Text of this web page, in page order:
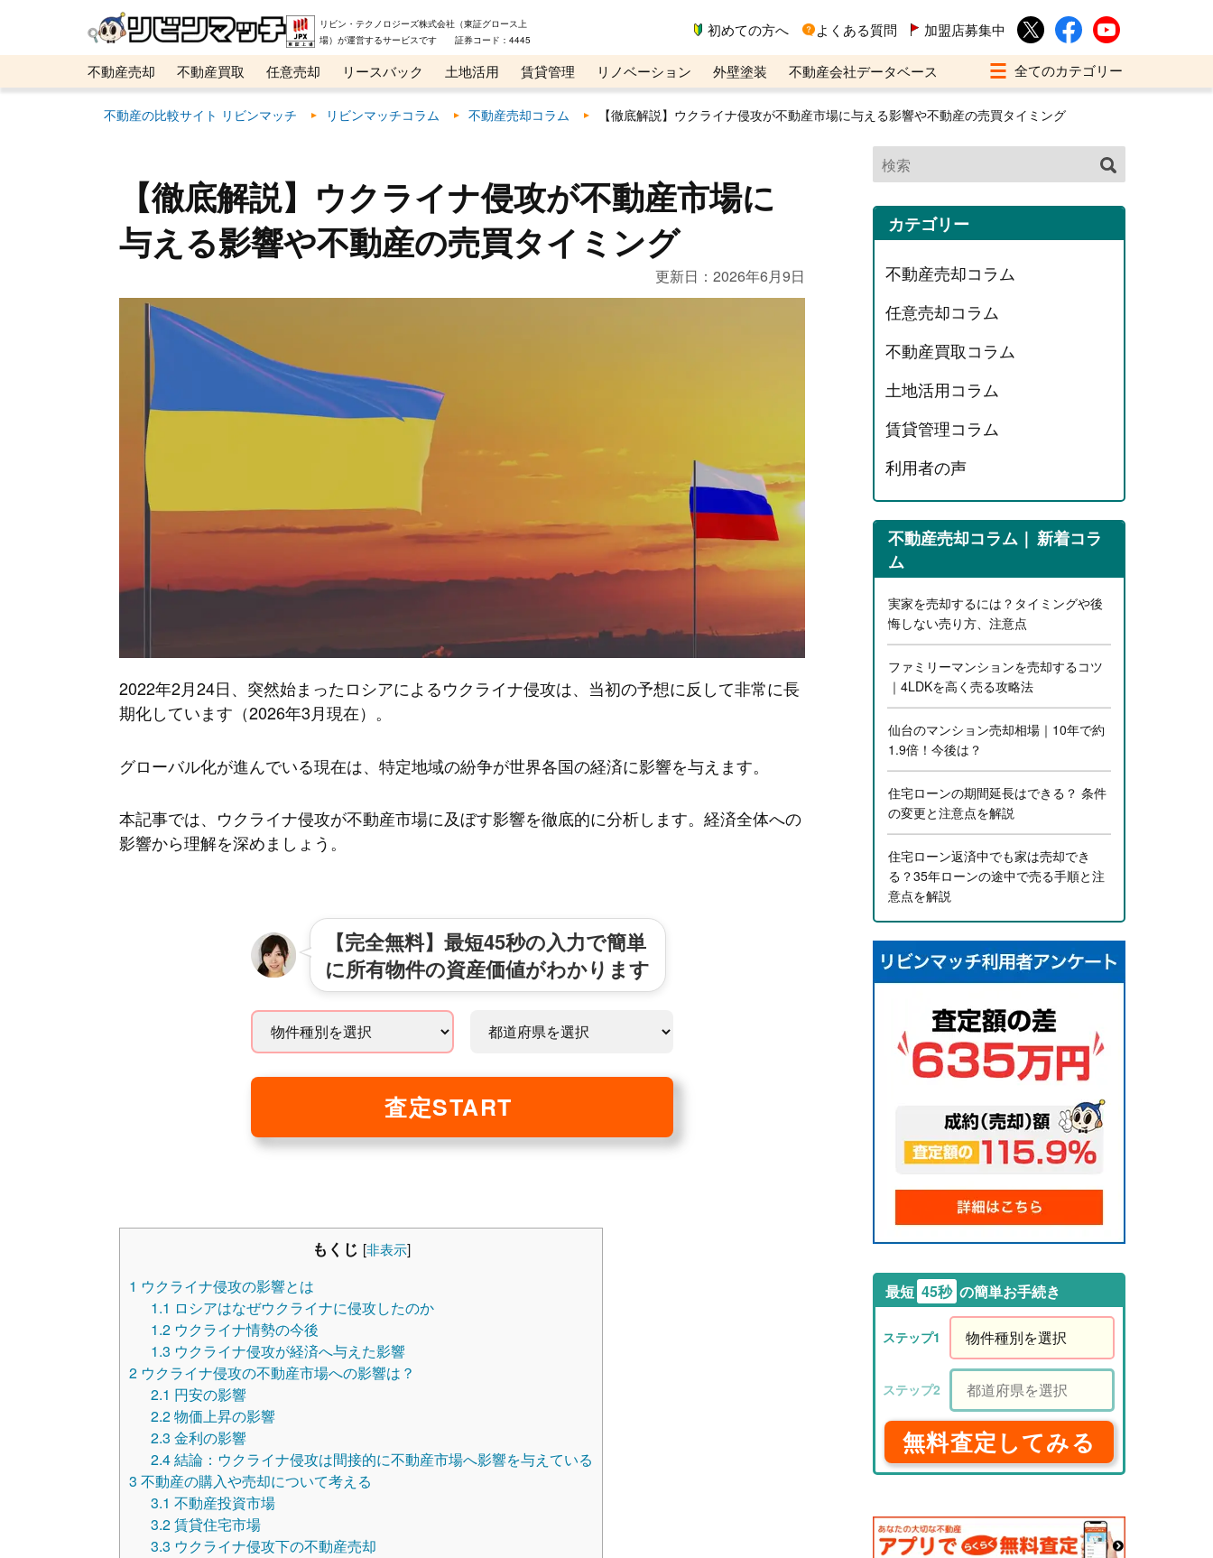
リビン・テクノロジーズ株式会社（東証グロース上
場）が運営するサービスです 証券コード：4445
初めての方へ よくある質問 加盟店募集中
不動産売却 不動産買取 任意売却 リースバック 土地活用 賃貸管理 リノベーション 外壁塗装
不動産会社データベース
メタ住宅展示場
ベスト不動産カンパニー オンライン講座 リビンマガジンBiz
不動産の比較サイト リビンマッチ リビンマッチコラム 不動産売却コラム 【徹底解説】ウクライナ侵攻が不動産市場に与える影響や不動産の売買タイミング
【徹底解説】ウクライナ侵攻が不動産市場に
与える影響や不動産の売買タイミング
更新日： 2026年6月9日
2022年2月24日、突然始まったロシアによるウクライナ侵攻は、当初の予想に反して非常に長
期化しています（2026年3月現在）。
グローバル化が進んでいる現在は、特定地域の紛争が世界各国の経済に影響を与えます。
本記事では、ウクライナ侵攻が不動産市場に及ぼす影響を徹底的に分析します。経済全体への
影響から理解を深めましょう。
【完全無料】最短45秒の入力で簡単
に所有物件の資産価値がわかります
査定START
もくじ [非表示]
1 ウクライナ侵攻の影響とは
1.1 ロシアはなぜウクライナに侵攻したのか
1.2 ウクライナ情勢の今後
1.3 ウクライナ侵攻が経済へ与えた影響
2 ウクライナ侵攻の不動産市場への影響は？
2.1 円安の影響
2.2物価上昇の影響
2.3 金利の影響
2.4結論：ウクライナ侵攻は間接的に不動産市場へ影響を与えている
3 不動産の購入や売却について考える
3.1 不動産投資市場
3.2賃貸住宅市場
3.3 ウクライナ侵攻下の不動産売却
カテゴリー
不動産売却コラム
任意売却コラム
不動産買取コラム
土地活用コラム
賃貸管理コラム
利用者の声
不動産売却コラム
新着コラ
ム
実家を売却するには？タイミングや後
悔しない売り方、注意点
ファミリーマンションを売却するコツ
｜4LDKを高く売る攻略法
仙台のマンション売却相場｜10年で約
1.9倍！今後は？
住宅ローンの期間延長はできる？ 条件
の変更と注意点を解説
住宅ローン返済中でも家は売却でき
る？35年ローンの途中で売る手順と注
意点を解説
最短 45秒 の簡単お手続き
無料査定してみる